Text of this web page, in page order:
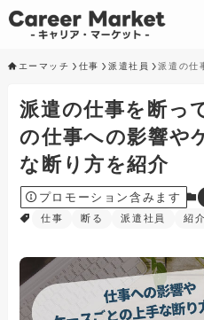
エーマッチ 仕事 派遣社員 派遣の仕
派遣の仕事を断っ
の仕事への影響や
な断り方を紹介
プロモーション含みます
仕事
断る 派遣社員 紹介